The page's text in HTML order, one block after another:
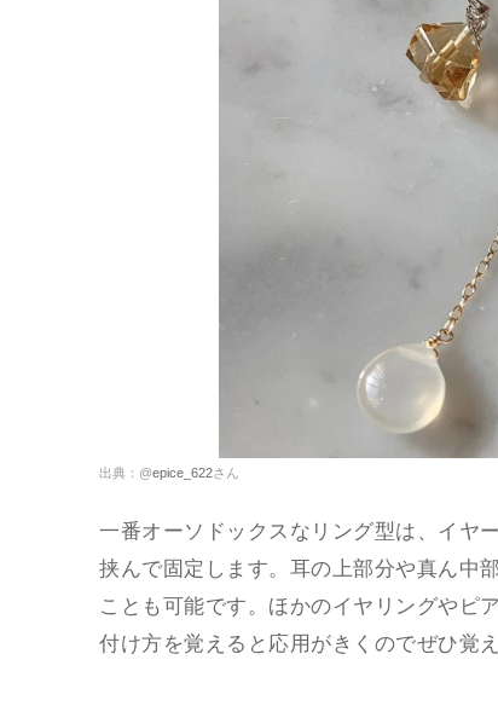
出典：@epice_622さん
一番オーソドックスなリング型は、イヤ
挟んで固定します。耳の上部分や真ん中
ことも可能です。ほかのイヤリングやピ
付け方を覚えると応用がきくのでぜひ覚え